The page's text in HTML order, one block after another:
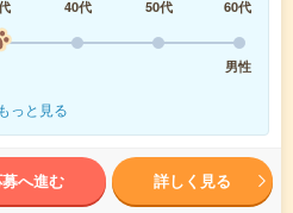
40代 50代
60代
男性
もっと見る
へ進む 詳しく見る